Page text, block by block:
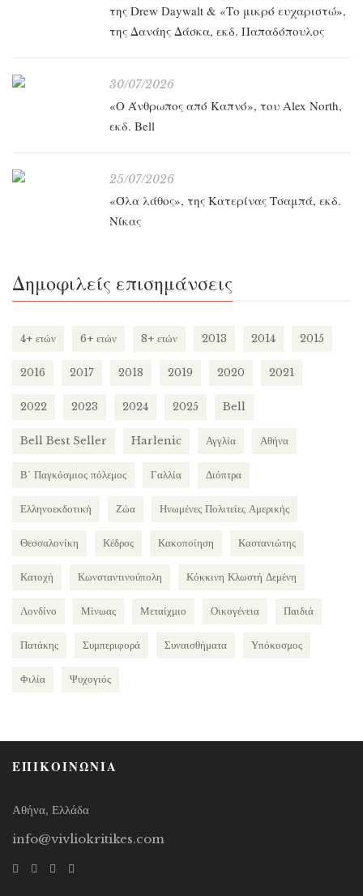
της Drew Daywalt & «Το μικρό ευχαριστώ»,
της Δανάης Δάσκα, εκδ. Παπαδόπουλος
30/07/2026
«O Άνθρωπος από Καπνό», του Alex North,
εκδ. Bell
25/07/2026
«Όλα λάθος», της Κατερίνας Τσαμπά, εκδ.
Νίκας
Δημοφιλείς επισημάνσεις
4+ ετών 6+ ετών 8+ ετών 2013 2014 2015
2016 2017 2018 2019 2020 2021
2022 2023 2024 2025 Bell
Bell Best Seller Harlenic Αγγλία Αθήνα
Β΄ Παγκόσμιος πόλεμος Γαλλία Διόπτρα
Ελληνοεκδοτική Ζώα Ηνωμένες Πολιτείες Αμερικής
Θεσσαλονίκη Κέδρος Κακοποίηση Καστανιώτης
Κατοχή Κωνσταντινούπολη Κόκκινη Κλωστή Δεμένη
Λονδίνο Μίνωας Μεταίχμιο Οικογένεια Παιδιά
Πατάκης Συμπεριφορά Συναισθήματα Υπόκοσμος
Φιλία Ψυχογιός
ΕΠΙΚΟΙΝΩΝΙΑ
Αθήνα, Ελλάδα
info@vivliokritikes.com